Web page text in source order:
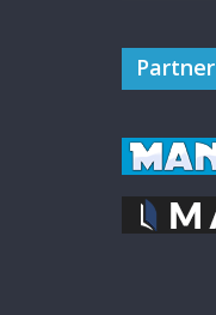
Partner